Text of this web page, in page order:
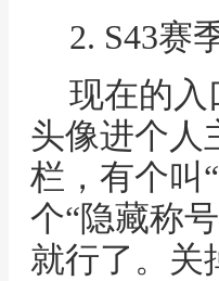
2. S43赛
现在的入
头像进个人
栏，有个叫
个“隐藏称
就行了。关